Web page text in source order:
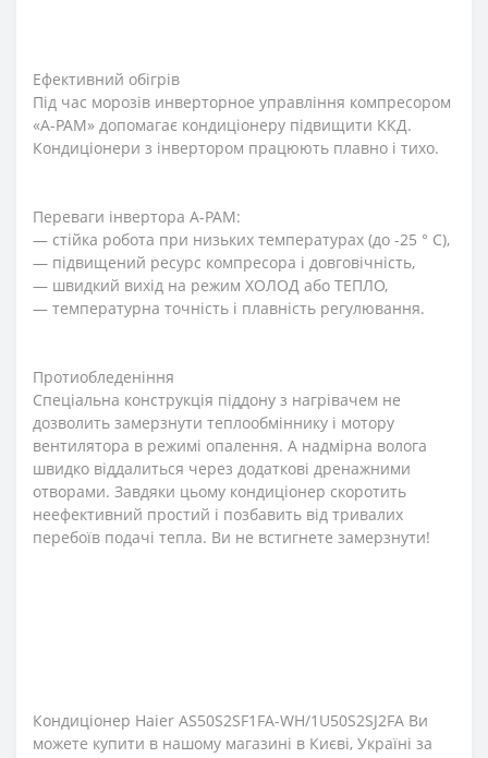
Ефективний обігрів
Під час морозів инверторное управління компресором
«A-PAM» допомагає кондиціонеру підвищити ККД.
Кондиціонери з інвертором працюють плавно і тихо.
Переваги інвертора A-PAM:
— стійка робота при низьких температурах (до -25 ° С),
— підвищений ресурс компресора і довговічність,
— швидкий вихід на режим ХОЛОД або ТЕПЛО,
— температурна точність і плавність регулювання.
Протиобледеніння
Спеціальна конструкція піддону з нагрівачем не
дозволить замерзнути теплообміннику і мотору
вентилятора в режимі опалення. А надмірна волога
швидко віддалиться через додаткові дренажними
отворами. Завдяки цьому кондиціонер скоротить
неефективний простий і позбавить від тривалих
перебоїв подачі тепла. Ви не встигнете замерзнути!
Кондиціонер Haier AS50S2SF1FA-WH/1U50S2SJ2FA Ви
можете купити в нашому магазині в Києві, Україні за